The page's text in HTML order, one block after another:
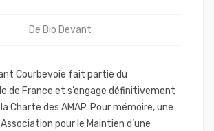
De Bio Devant
Courbevoie fait partie du
de France et s’engage définitivement
Charte des AMAP. Pour mémoire, une
pour le Maintien d’une